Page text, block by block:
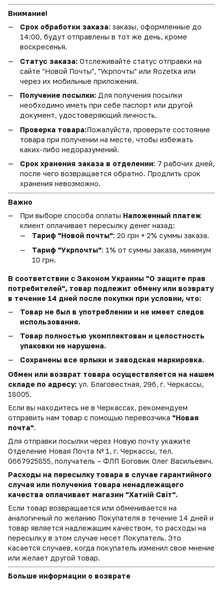
Внимание!
Срок обработки заказа: заказы, оформленные до
14:00, будут отправлены в тот же день, кроме
воскресенья.
Статус заказа: Отслеживайте статус отправки на
сайте "Новой Почты", "Укрпочты" или Rozetka или
через их мобильные приложения.
Получение посылки: Для получения посылки
необходимо иметь при себе паспорт или другой
документ, удостоверяющий личность.
Проверка товара:Пожалуйста, проверьте состояние
товара при получении на месте, чтобы избежать
каких-либо недоразумений.
Срок хранения заказа в отделении: 7 рабочих дней,
после чего возвращается обратно. Продлить срок
хранения невозможно.
Важно
При выборе способа оплаты Наложенный платеж
клиент оплачивает пересылку денег назад:
Тариф "Новой почты": 20 грн + 2% суммы заказа.
Тариф "Укрпочты": 1% от суммы заказа, минимум
10 грн.
В соответствии с Законом Украины "О защите прав
потребителей", товар подлежит обмену или возврату
в течение 14 дней после покупки при условии, что:
Товар не был в употреблении и не имеет следов
использования.
Товар полностью укомплектован и целостность
упаковки не нарушена.
Сохранены все ярлыки и заводская маркировка.
Обмен или возврат товара осуществляется на нашем
складе по адресу: ул. Благовестная, 296, г. Черкассы,
18005.
Если вы находитесь не в Черкассах, рекомендуем
отправить нам товар с помощью перевозчика "Новая
почта".
Для отправки посылки через Новую почту укажите
Отделение Новая Почта № 1, г. Черкассы, тел.
0667925855, получатель – ФЛП Боговик Олег Васильевич.
Расходы на пересылку товара в случае гарантийного
случая или получения товара ненадлежащего
качества оплачивает магазин "Хатній Світ".
Если товар возвращается или обменивается на
аналогичный по желанию Покупателя в течение 14 дней и
товар является надлежащим качеством, то расходы на
пересылку в этом случае несет Покупатель. Это
касается случаев, когда покупатель изменил свое мнение
или желает другой товар.
Больше информации о возврате